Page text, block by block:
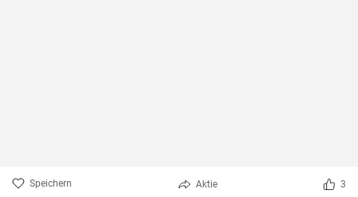
Speichern Aktie 3